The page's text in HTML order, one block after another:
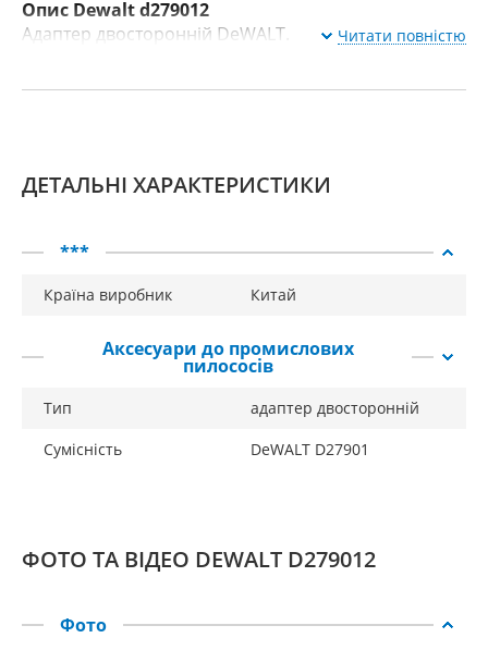
Опис Dewalt d279012
Адаптер двосторонній DeWALT.
Читати повністю
ДЕТАЛЬНІ ХАРАКТЕРИСТИКИ
***
Країна виробник Китай
Аксесуари до промислових
пилососів
Тип
адаптер двосторонній
Сумісність
DeWALT D27901
ФОТО ТА ВІДЕО DEWALT D279012
Фото